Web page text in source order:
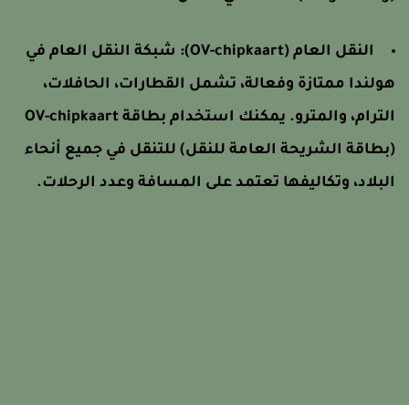
النقل العام (OV-chipkaart):
شبكة النقل العام في
ممتازة وفعالة، تشمل القطارات، الحافلات،
الترام، والمترو. يمكنك استخدام بطاقة OV-chipkaart
الشريحة العامة للنقل) للتنقل في جميع أنحاء
وتكاليفها تعتمد على المسافة وعدد الرحلات.